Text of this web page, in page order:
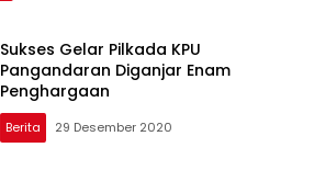
Sukses Gelar Pilkada KPU
Pangandaran Diganjar Enam
Penghargaan
Berita 29 Desember 2020